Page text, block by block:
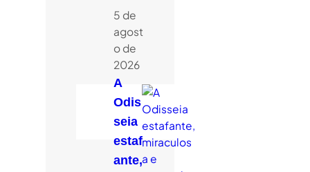
5 de
agost
o de
2026
A
Odis
seia
estaf
ante,